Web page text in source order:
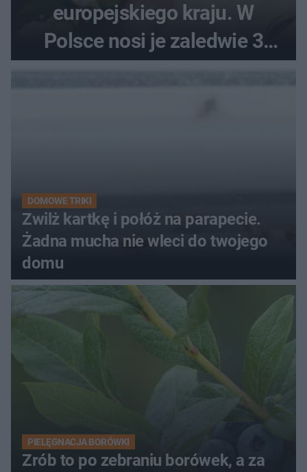
europejskiego kraju. W
Polsce nosi je zaledwie 3
DOMOWE TRIKI
Zwilż kartkę i połóż na parapecie.
Żadna mucha nie wleci do twojego
domu
PIELĘGNACJA BORÓWKI
Zrób to po zebraniu borówek, a za